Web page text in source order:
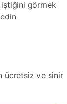
görmek
ücretsiz ve sinir